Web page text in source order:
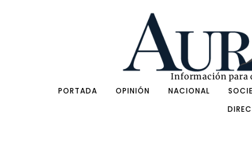
Información para
PORTADA
OPINIÓN NACIONAL